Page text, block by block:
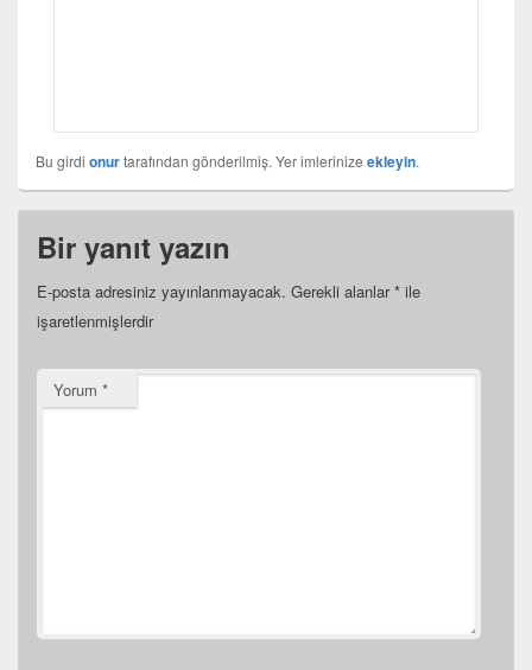
Bu girdi onurtarafından gönderilmiş. Yer imlerinize ekleyin.
Bir yanıt yazın
E-posta adresiniz yayınlanmayacak. Gerekli alanlar* ile
işaretlenmişlerdir
Yorum *